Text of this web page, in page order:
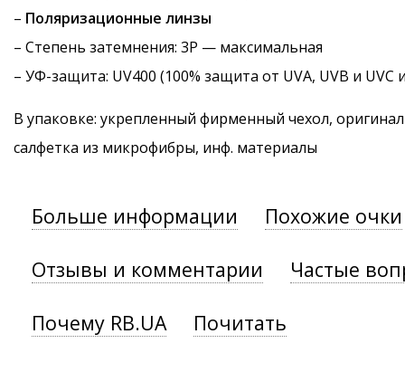
– Поляризационные линзы
– Степень затемнения: 3P — максимальная
– УФ-защита: UV400 (100% защита от UVA, UVB и UVC
В упаковке: укрепленный фирменный чехол,
салфетка из микрофибры, инф. материалы
Больше информации Похожие очки
Отзывы и комментарии Частые
Почему RB.UA Почитать